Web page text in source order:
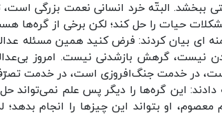
ببخشد. البتّه خرد انسانی نعمت بزرگی
حیات را حل کند؛ لکن برخی از گره‌ها
ای بیان کردند: فرض کنید همین مسئله‌
نیست، گرهش بازشدنی نیست. امروز
در خدمت جنگ‌افروزی است، در خدمت
دادند: این گره‌ها را دیگر پس علم نمی‌تواند
معصوم، او بتواند این چیزها را انجام